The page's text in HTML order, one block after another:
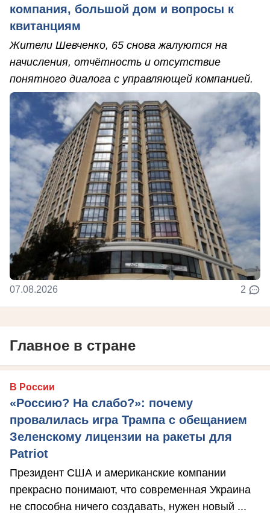
компания, большой дом и вопросы к
квитанциям
Жители Шевченко, 65 снова жалуются на
начисления, отчётность и отсутствие
понятного диалога с управляющей компанией.
07.08.2026 2
Главное в стране
В России
«Россию? На слабо?»: почему
провалилась игра Трампа с обещанием
Зеленскому лицензии на ракеты для
Patriot
Президент США и американские компании
прекрасно понимают, что современная Украина
не способна ничего создавать, нужен новый ...